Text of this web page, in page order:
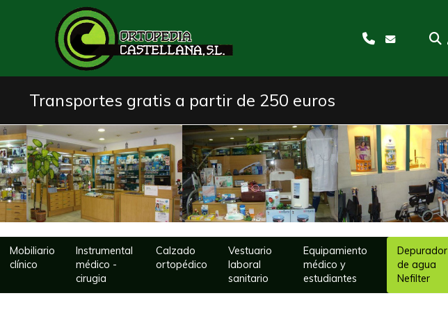
Transportes gratis a partir de 250 euros
Mobiliario
clínico
Instrumental
médico -
cirugia
Calzado
ortopédico
Vestuario
laboral
sanitario
Equipamiento
médico y
estudiantes
Depurador
de agua
Nefilter